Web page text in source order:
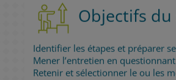
Objectifs du
Identifier les étapes et préparer
Mener l’entretien en
Retenir et sélectionner le ou les